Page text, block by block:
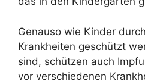
Genauso wie Kinder
Krankheiten geschützt
sind, schützen auch
vor verschiedenen